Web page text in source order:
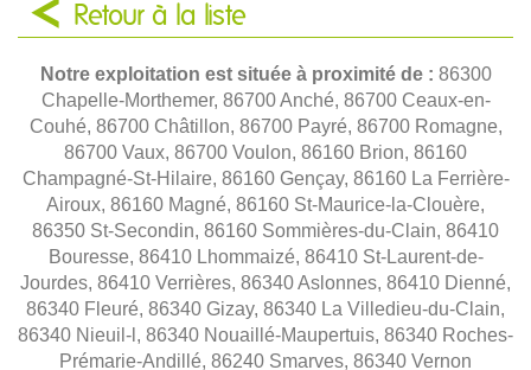
Retour à la liste
Notre exploitation est située à proximité de : 86300
Chapelle-Morthemer, 86700 Anché, 86700 Ceaux-en-
Couhé, 86700 Châtillon, 86700 Payré, 86700 Romagne,
86700 Vaux, 86700 Voulon, 86160 Brion, 86160
Champagné-St-Hilaire, 86160 Gençay, 86160 La Ferrière-
Airoux, 86160 Magné, 86160 St-Maurice-la-Clouère,
86350 St-Secondin, 86160 Sommières-du-Clain, 86410
Bouresse, 86410 Lhommaizé, 86410 St-Laurent-de-
Jourdes, 86410 Verrières, 86340 Aslonnes, 86410 Dienné,
86340 Fleuré, 86340 Gizay, 86340 La Villedieu-du-Clain,
86340 Nieuil-l, 86340 Nouaillé-Maupertuis, 86340 Roches-
Prémarie-Andillé, 86240 Smarves, 86340 Vernon